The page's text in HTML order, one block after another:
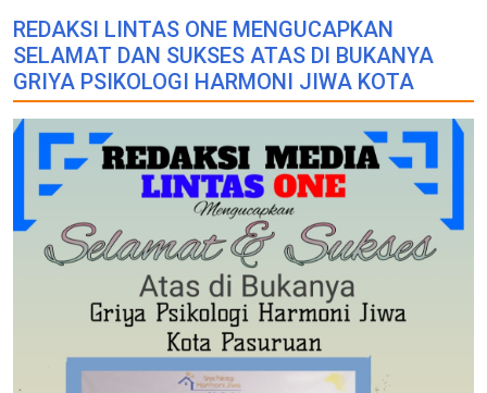
REDAKSI LINTAS ONE MENGUCAPKAN
SELAMAT DAN SUKSES ATAS DI BUKANYA
GRIYA PSIKOLOGI HARMONI JIWA KOTA